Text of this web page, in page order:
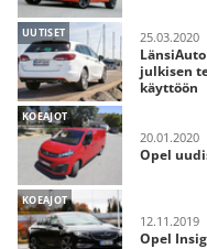
UUTISET 25.03.2020
julkisen
käyttöön
KOEAJOT
20.01.2020
Opel
KOEAJOT
12.11.2019
Opel